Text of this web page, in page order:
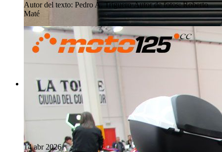
Autor del texto: Pedro A. Triguero·Autor de fotos: Roberto
Maté
14 abr 2026